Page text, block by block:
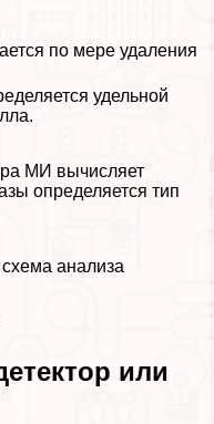
по мере удаления
удельной
МИ вычисляет
определяется тип
анализа
или